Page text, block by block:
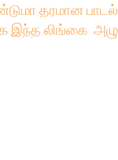
தரமான
இந்த லிங்கை